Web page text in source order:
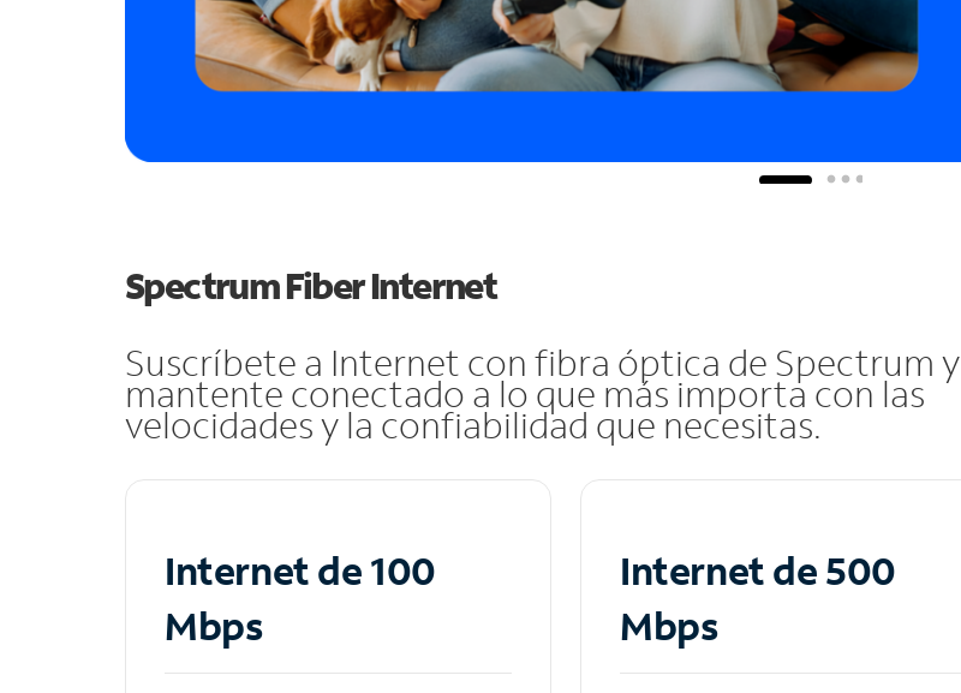
Spectrum Fiber Internet
Suscríbete a Internet con fibra óptica de Spectrum y
mantente conectado a lo que más importa con las
velocidades y la confiabilidad que necesitas.
Internet de 100
Mbps
Internet de 500
Mbps